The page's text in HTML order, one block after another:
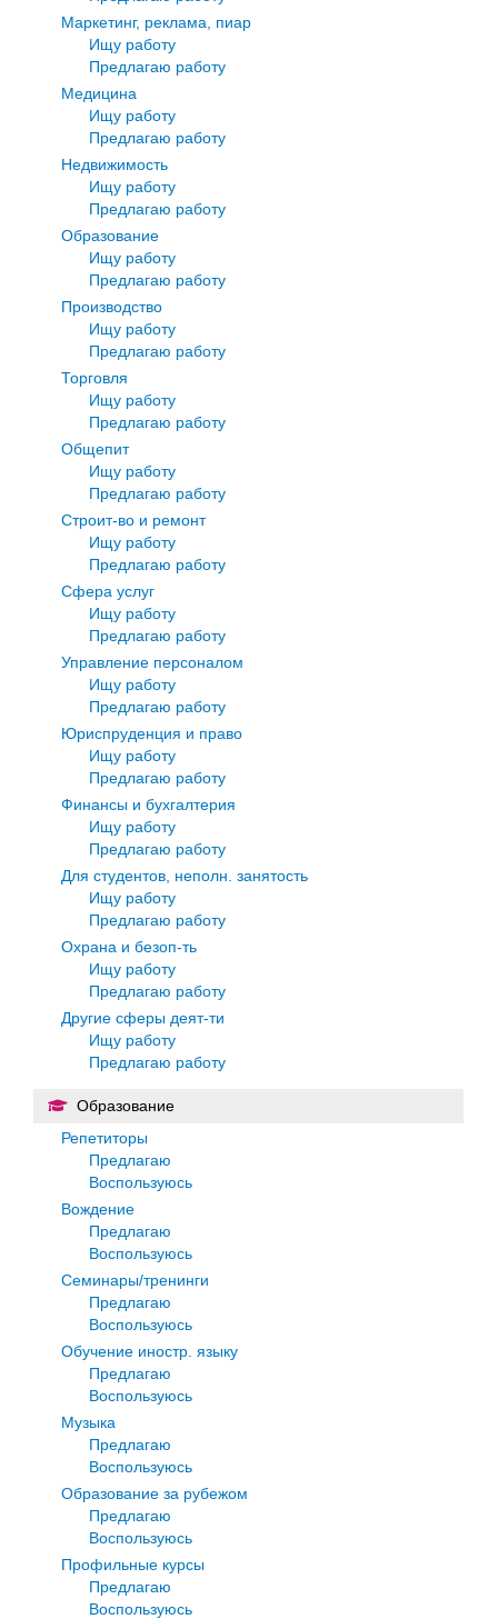
Маркетинг, реклама, пиар
Ищу работу
Предлагаю работу
Медицина
Ищу работу
Предлагаю работу
Недвижимость
Ищу работу
Предлагаю работу
Образование
Ищу работу
Предлагаю работу
Производство
Ищу работу
Предлагаю работу
Торговля
Ищу работу
Предлагаю работу
Общепит
Ищу работу
Предлагаю работу
Строит-во и ремонт
Ищу работу
Предлагаю работу
Сфера услуг
Ищу работу
Предлагаю работу
Управление персоналом
Ищу работу
Предлагаю работу
Юриспруденция и право
Ищу работу
Предлагаю работу
Финансы и бухгалтерия
Ищу работу
Предлагаю работу
Для студентов, неполн. занятость
Ищу работу
Предлагаю работу
Охрана и безоп-ть
Ищу работу
Предлагаю работу
Другие сферы деят-ти
Ищу работу
Предлагаю работу
Образование
Репетиторы
Предлагаю
Воспользуюсь
Вождение
Предлагаю
Воспользуюсь
Семинары/тренинги
Предлагаю
Воспользуюсь
Обучение иностр. языку
Предлагаю
Воспользуюсь
Музыка
Предлагаю
Воспользуюсь
Образование за рубежом
Предлагаю
Воспользуюсь
Профильные курсы
Предлагаю
Воспользуюсь